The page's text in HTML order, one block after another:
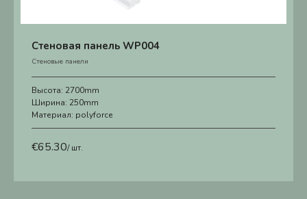
Стеновая панель WP004
Стеновые панели
Высота: 2700mm
Ширина: 250mm
Материал: polyforce
€65.30/ шт.